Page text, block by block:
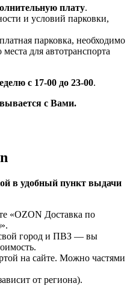
плату.
и условий парковки,
парковка, необходимо
для автотранспорта
с 17-00 до 23-00.
с Вами.
в удобный пункт выдачи
«OZON Доставка по
город и ПВЗ — вы
на сайте. Можно частями
от региона).